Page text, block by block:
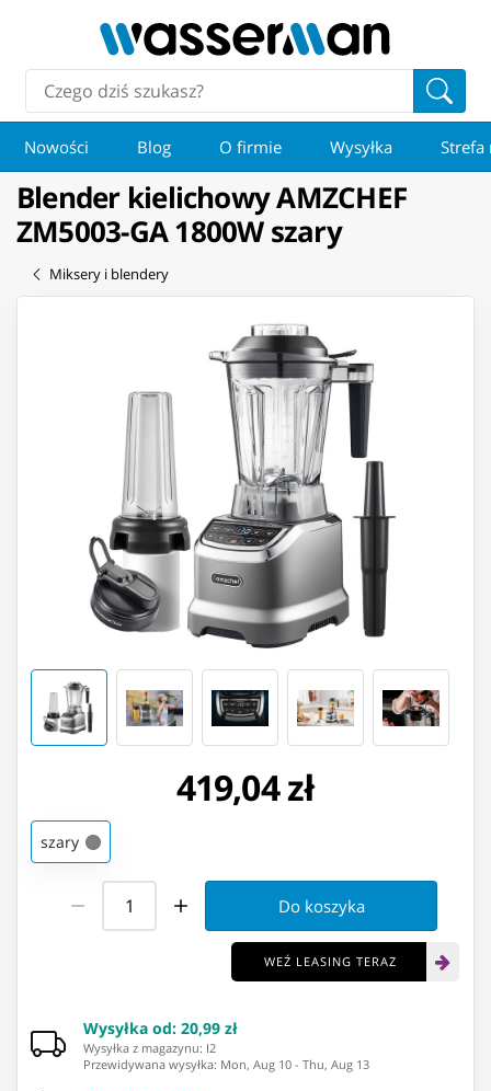
Nowości Blog O firmie Wysyłka Strefa
Blender kielichowy AMZCHEF
ZM5003-GA 1800W szary
Miksery i blendery
419,04 zł
szary
Do koszyka
WEŹ LEASING TERAZ
Wysyłka od: 20,99 zł
Wysyłka z magazynu: ⁨I2⁩
Przewidywana wysyłka: Mon, Aug 10 - Thu, Aug 13